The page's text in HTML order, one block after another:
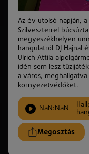
Az év utolsó napján,
Szilveszterrel
megyeszékhelyen
hangulatról DJ Hajnal
Ulrich Attila
idén sem lesz
a város,
környezetvédőket.
NaN:NaN
Megosztás